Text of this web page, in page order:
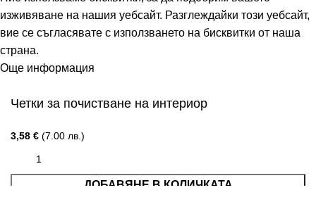
изживяване на нашия уебсайт. Разглеждайки този уебсайт,
вие се съгласявате с използването на бисквитки от наша
страна.
Още информация
Четки за почистване на интериор
3,58 € (7.00 лв.)
ДОБАВЯНЕ В КОЛИЧКАТА